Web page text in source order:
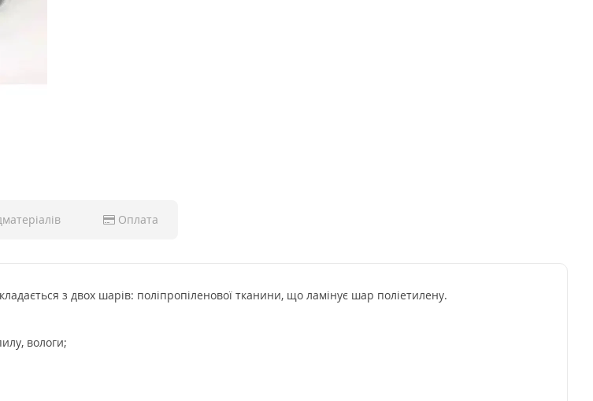
Оплата
з двох шарів: поліпропіленової тканини, що ламінує шар поліетилену.
вологи;